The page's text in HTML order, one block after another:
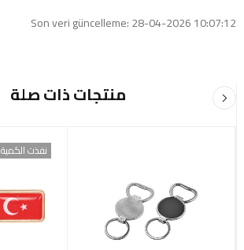
Son veri güncelleme: 28-04-2026 10:07:12
منتجات ذات صلة
نفذت الكمية